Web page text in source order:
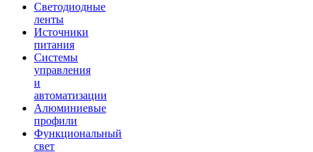
Светодиодные
ленты
Источники
питания
Системы
управления
и
автоматизации
Алюминиевые
профили
Функциональный
свет